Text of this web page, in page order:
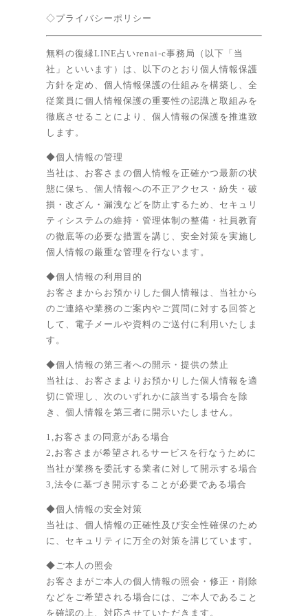
◇プライバシーポリシー
無料の復縁LINE占いrenai-c事務局（以下「当
社」といいます）は、以下のとおり個人情報保護
方針を定め、個人情報保護の仕組みを構築し、全
従業員に個人情報保護の重要性の認識と取組みを
徹底させることにより、個人情報の保護を推進致
します。
◆個人情報の管理
当社は、お客さまの個人情報を正確かつ最新の状
態に保ち、個人情報への不正アクセス・紛失・破
損・改ざん・漏洩などを防止するため、セキュリ
ティシステムの維持・管理体制の整備・社員教育
の徹底等の必要な措置を講じ、安全対策を実施し
個人情報の厳重な管理を行ないます。
◆個人情報の利用目的
お客さまからお預かりした個人情報は、当社から
のご連絡や業務のご案内やご質問に対する回答と
して、電子メールや資料のご送付に利用いたしま
す。
◆個人情報の第三者への開示・提供の禁止
当社は、お客さまよりお預かりした個人情報を適
切に管理し、次のいずれかに該当する場合を除
き、個人情報を第三者に開示いたしません。
1,お客さまの同意がある場合
2,お客さまが希望されるサービスを行なうために
当社が業務を委託する業者に対して開示する場合
3,法令に基づき開示することが必要である場合
◆個人情報の安全対策
当社は、個人情報の正確性及び安全性確保のため
に、セキュリティに万全の対策を講じています。
◆ご本人の照会
お客さまがご本人の個人情報の照会・修正・削除
などをご希望される場合には、ご本人であること
を確認の上、対応させていただきます。